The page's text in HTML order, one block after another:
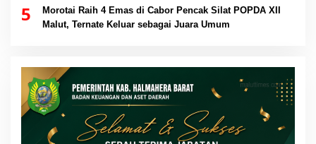
5
Morotai Raih 4 Emas di Cabor Pencak Silat POPDA XII
Malut, Ternate Keluar sebagai Juara Umum